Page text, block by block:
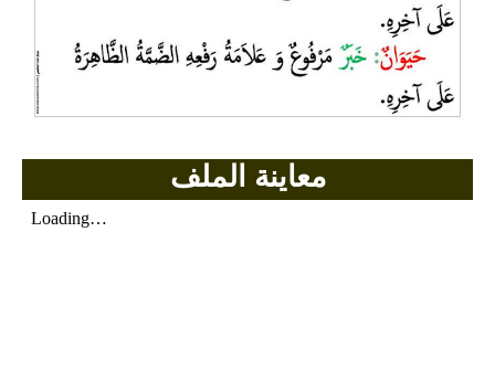
بحوث العلوم الطبيعية
بحوث اللغة الفرنسية
بحوث اللغة الانجليزية
بحوث في مجالات اخرى
معاينة الملف